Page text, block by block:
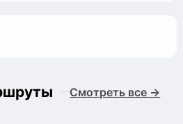
Смотреть все →